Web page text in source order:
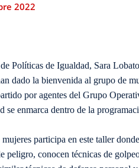
2022
Políticas de Igualdad, Sara
dado la bienvenida al grupo de
por agentes del Grupo
se enmarca dentro de la
participa en este taller
peligro, conocen técnicas de